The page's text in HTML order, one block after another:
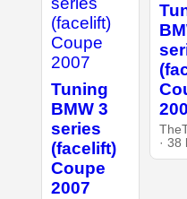
Tuning
BMW 3
series
(facelift)
Coupe
2007
· 38